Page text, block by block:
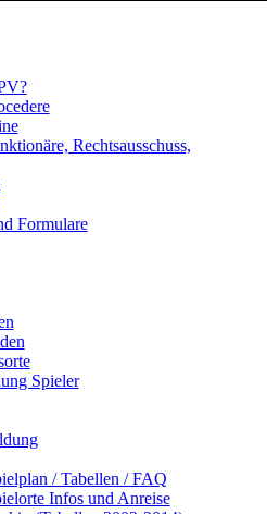
Rechtsausschuss,
Formulare
Spieler
/ Tabellen / FAQ
Infos und Anreise